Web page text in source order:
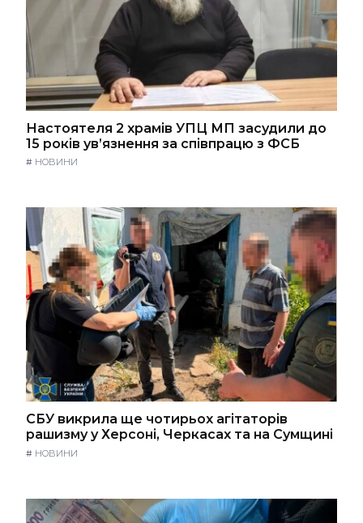
Настоятеля 2 храмів УПЦ МП засудили до
15 років ув’язнення за співпрацю з ФСБ
# НОВИНИ
СБУ викрила ще чотирьох агітаторів
рашизму у Херсоні, Черкасах та на Сумщині
# НОВИНИ